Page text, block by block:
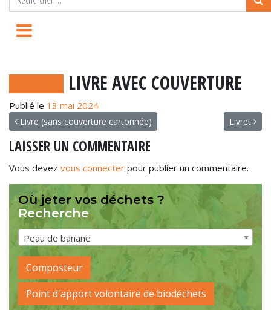
LIVRE AVEC COUVERTURE
Publié le 13 mai 2024
NAVIGATION
Livre (sans couverture cartonnée) Livret
LAISSER UN COMMENTAIRE
Vous devez vous connecter pour publier un commentaire.
Où jeter vos déchets ?
Recherche
Peau de banane
Composteur
Point d'apport volontaire de biodéchets